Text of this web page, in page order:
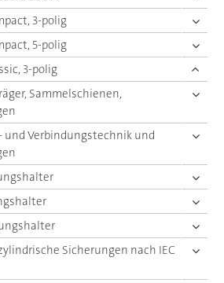
3-polig
5-polig
3-polig
Sammelschienen,
und Verbindungstechnik und
Sicherungen nach IEC